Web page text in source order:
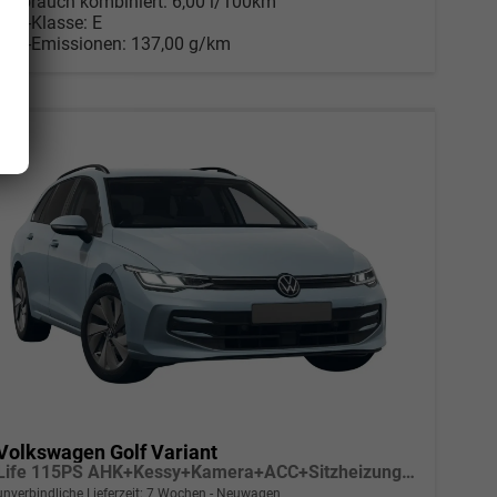
-Klasse: E
-Emissionen: 137,00 g/km
Golf Variant
Life 115PS AHK+Kessy+Kamera+ACC+Sitzheizung+App-Connect+Alu17+Alarm
Lieferzeit: 7 Wochen Neuwagen